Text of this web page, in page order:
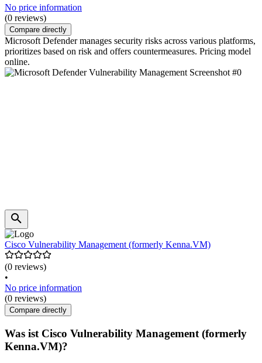
No price information
(0 reviews)
Compare directly
Microsoft Defender manages security risks across various platforms,
prioritizes based on risk and offers countermeasures. Pricing model
online.
Cisco Vulnerability Management (formerly Kenna.VM)
(0 reviews)
•
No price information
(0 reviews)
Compare directly
Was ist Cisco Vulnerability Management (formerly
Kenna.VM)?